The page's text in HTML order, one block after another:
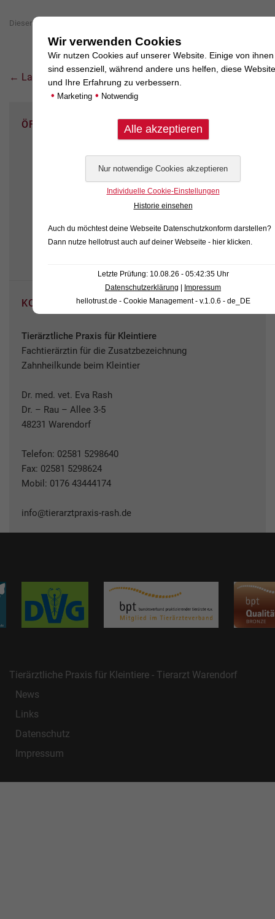
Dieser Beitrag wurde veröffentlicht am
Beitrags-
Navigation
← Lara Picker
ÖFFNUNGSZEITEN
10.00-12.00 Uhr + 16.00-18.30 Uhr
10.00-12.00 Uhr + 16.00-18.30 Uhr
10.00-12.00 Uhr
10.00-12.00 Uhr + 16.00-18.30 Uhr
Bitte vereinbaren Sie immer einen Termin
bei uns
KONTAKT
Tierärztliche Praxis für Kleintiere
Fachtierärztin für die Zusatzbezeichnung
Zahnheilkunde beim Kleintier
Dr. med. vet. Eva Rash
Dr. – Rau – Allee 3-5
48231 Warendorf
Telefon: 02581 5298640
Fax: 02581 5298624
Mobil: 0176 43444174
info@tierarztpraxis-rash.de
Tierärztliche Praxis für Kleintiere - Tierarzt Warendorf
News
Links
Datenschutz
Impressum
Wir verwenden Cookies
Wir nutzen Cookies auf unserer Website. Einige von ihnen
sind essenziell, während andere uns helfen, diese Website
und Ihre Erfahrung zu verbessern.
• Marketing • Notwendig
Individuelle Cookie-Einstellungen
Historie einsehen
Auch du möchtest deine Webseite Datenschutzkonform darstellen?
Dann nutze hellotrust auch auf deiner Webseite - hier klicken.
Letzte Prüfung: 10.08.26 - 05:42:35 Uhr
Datenschutzerklärung
Impressum
hellotrust.de - Cookie Management - v.1.0.6 - de_DE